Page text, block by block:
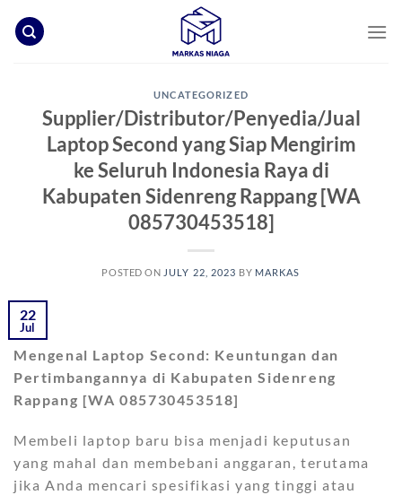
to
UNCATEGORIZED
Supplier/Distributor/Penyedia/Jual
Laptop Second yang Siap Mengirim
ke Seluruh Indonesia Raya di
Kabupaten Sidenreng Rappang [WA
085730453518]
POSTED ON JULY 22, 2023 BY MARKAS
22
Jul
Mengenal Laptop Second: Keuntungan dan
Pertimbangannya di Kabupaten Sidenreng
Rappang [WA 085730453518]
Membeli laptop baru bisa menjadi keputusan
yang mahal dan membebani anggaran, terutama
jika Anda mencari spesifikasi yang tinggi atau